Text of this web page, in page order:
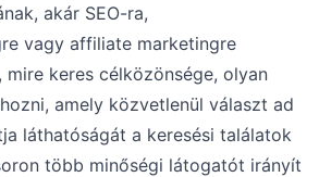
akár SEO-ra,
vagy affiliate marketingre
keres célközönsége, olyan
amely közvetlenül választ ad
láthatóságát a keresési találatok
több minőségi látogatót irányít